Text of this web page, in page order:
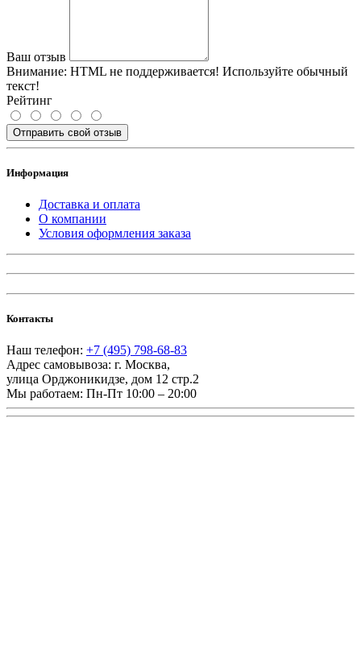
Ваш отзыв
Внимание: HTML не поддерживается! Используйте обычный
текст!
Рейтинг
Отправить свой отзыв
Информация
Доставка и оплата
О компании
Условия оформления заказа
Контакты
Наш телефон: +7 (495) 798-68-83
Адрес самовывоза: г. Москва,
улица Орджоникидзе, дом 12 стр.2
Мы работаем: Пн-Пт 10:00 – 20:00